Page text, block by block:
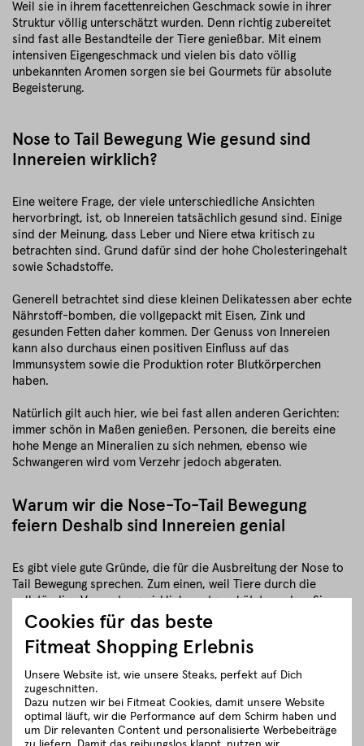
Weil sie in ihrem facettenreichen Geschmack sowie in ihrer
Struktur völlig unterschätzt wurden. Denn richtig zubereitet
sind fast alle Bestandteile der Tiere genießbar. Mit einem
intensiven Eigengeschmack und vielen bis dato völlig
unbekannten Aromen sorgen sie bei Gourmets für absolute
Begeisterung.
Nose to Tail Bewegung Wie gesund sind
Innereien wirklich?
Eine weitere Frage, der viele unterschiedliche Ansichten
hervorbringt, ist, ob Innereien tatsächlich gesund sind. Einige
sind der Meinung, dass Leber und Niere etwa kritisch zu
betrachten sind. Grund dafür sind der hohe Cholesteringehalt
sowie Schadstoffe.
Generell betrachtet sind diese kleinen Delikatessen aber echte
Nährstoff-bomben, die vollgepackt mit Eisen, Zink und
gesunden Fetten daher kommen. Der Genuss von Innereien
kann also durchaus einen positiven Einfluss auf das
Immunsystem sowie die Produktion roter Blutkörperchen
haben.
Natürlich gilt auch hier, wie bei fast allen anderen Gerichten:
immer schön in Maßen genießen. Personen, die bereits eine
hohe Menge an Mineralien zu sich nehmen, ebenso wie
Schwangeren wird vom Verzehr jedoch abgeraten.
Warum wir die Nose-To-Tail Bewegung
feiern Deshalb sind Innereien genial
Es gibt viele gute Gründe, die für die Ausbreitung der Nose to
Tail Bewegung sprechen. Zum einen, weil Tiere durch die
vollständige Verwertung wirklich wertgeschätzt werden. Sie
sind kostbar und das sollte sich im Fleischgenuss
genialen Eigengeschmack und Innereien liefern zudem jede
Menge Nährstoffe. Außerdem und auch dieser Punkt ist nicht
außer Acht zu lassen – der Genuss von Innereien ist im
Vergleich zu den Edelcuts relativ kostengünstig.
Cookies für das beste
Fitmeat Shopping Erlebnis
Unsere Website ist, wie unsere Steaks, perfekt auf Dich
zugeschnitten.
Dazu nutzen wir bei Fitmeat Cookies, damit unsere Website
optimal läuft, wir die Performance auf dem Schirm haben und
um Dir relevanten Content und personalisierte Werbebeiträge